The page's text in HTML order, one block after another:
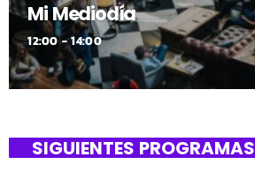
Mi Mediodía
12:00 - 14:00
SIGUIENTES PROGRAMAS